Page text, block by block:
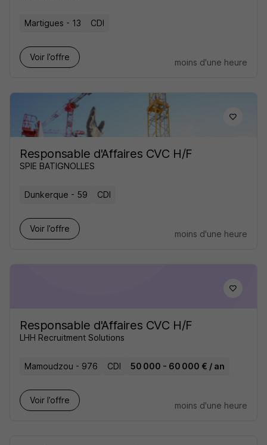
Martigues - 13 CDI
Voir l’offre
moins d'une heure
Responsable d'Affaires CVC H/F
SPIE BATIGNOLLES
Dunkerque - 59 CDI
Voir l’offre
moins d'une heure
Responsable d'Affaires CVC H/F
LHH Recruitment Solutions
Mamoudzou - 976 CDI 50 000 - 60 000 € / an
Voir l’offre
moins d'une heure